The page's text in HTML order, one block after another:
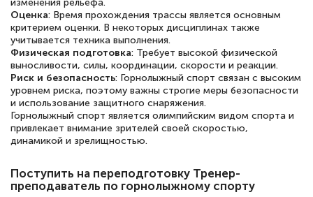
Елена Петрикс
Знаток города 5 уровня
11 марта 2026
Всем добрый день! Я прошла курс
повышени каалификации по
специальности «Тренер-преподаватель
по тяжелой атлетике»! Хочется
изменения рельефа.
Оценка: Время прохождения трассы является основным
критерием оценки. В некоторых дисциплинах также
учитывается техника выполнения.
Физическая подготовка: Требует высокой физической
выносливости, силы, координации, скорости и реакции.
Риск и безопасность: Горнолыжный спорт связан с высоким
уровнем риска, поэтому важны строгие меры безопасности
и использование защитного снаряжения.
Горнолыжный спорт является олимпийским видом спорта и
привлекает внимание зрителей своей скоростью,
динамикой и зрелищностью.
Поступить на переподготовку Тренер-
преподаватель по горнолыжному спорту